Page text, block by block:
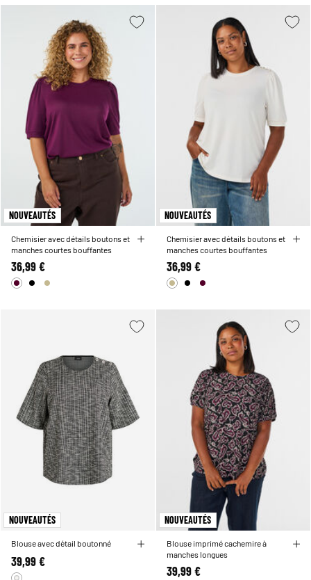
NOUVEAUTÉS
Chemisier avec détails boutons et
manches courtes bouffantes
36,99 €
NOUVEAUTÉS
Chemisier avec détails boutons et
manches courtes bouffantes
36,99 €
NOUVEAUTÉS
Blouse avec détail boutonné
39,99 €
NOUVEAUTÉS
Blouse imprimé cachemire à
manches longues
39,99 €